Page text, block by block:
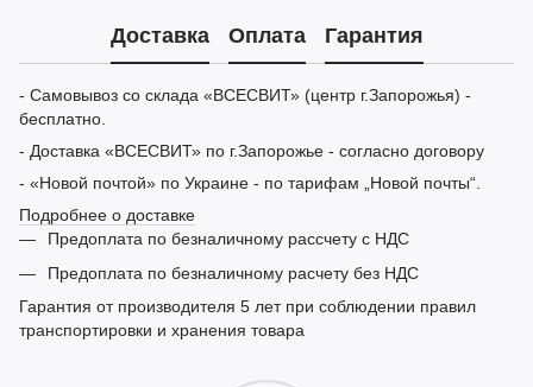
Доставка Оплата Гарантия
- Самовывоз со склада «ВСЕСВИТ» (центр г.Запорожья) -
бесплатно.
- Доставка «ВСЕСВИТ» по г.Запорожье - согласно договору
- «Новой почтой» по Украине - по тарифам „Новой почты“.
Подробнее о доставке
Предоплата по безналичному рассчету с НДС
Предоплата по безналичному расчету без НДС
Гарантия от производителя 5 лет при соблюдении правил
транспортировки и хранения товара